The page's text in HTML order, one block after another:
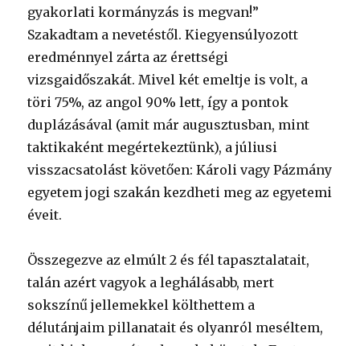
gyakorlati kormányzás is megvan!”
Szakadtam a nevetéstől. Kiegyensúlyozott
eredménnyel zárta az érettségi
vizsgaidőszakát. Mivel két emeltje is volt, a
töri 75%, az angol 90% lett, így a pontok
duplázásával (amit már augusztusban, mint
taktikaként megértekeztünk), a júliusi
visszacsatolást követően: Károli vagy Pázmány
egyetem jogi szakán kezdheti meg az egyetemi
éveit.
Összegezve az elmúlt 2 és fél tapasztalatait,
talán azért vagyok a leghálásabb, mert
sokszínű jellemekkel költhettem a
délutánjaim pillanatait és olyanról meséltem,